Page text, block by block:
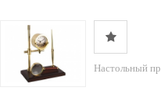
Настольный